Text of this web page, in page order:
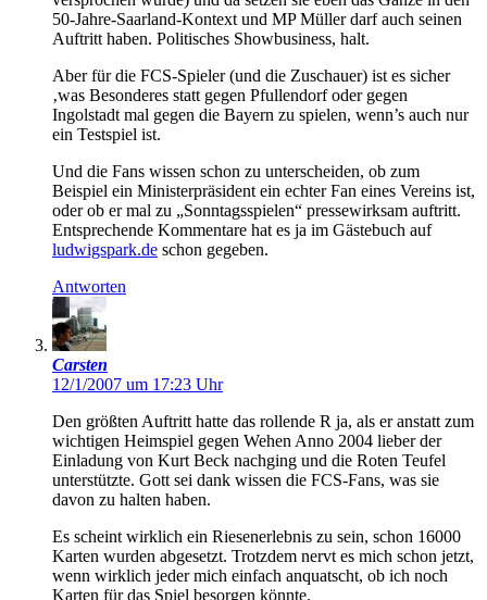
50-Jahre-Saarland-Kontext und MP Müller darf auch seinen
Auftritt haben. Politisches Showbusiness, halt.
Aber für die FCS-Spieler (und die Zuschauer) ist es sicher
‚was Besonderes statt gegen Pfullendorf oder gegen
Ingolstadt mal gegen die Bayern zu spielen, wenn’s auch nur
ein Testspiel ist.
Und die Fans wissen schon zu unterscheiden, ob zum
Beispiel ein Ministerpräsident ein echter Fan eines Vereins ist,
oder ob er mal zu „Sonntagsspielen“ pressewirksam auftritt.
Entsprechende Kommentare hat es ja im Gästebuch auf
ludwigspark.de schon gegeben.
Antworten
Carsten
12/1/2007 um 17:23 Uhr
Den größten Auftritt hatte das rollende R ja, als er anstatt zum
wichtigen Heimspiel gegen Wehen Anno 2004 lieber der
Einladung von Kurt Beck nachging und die Roten Teufel
unterstützte. Gott sei dank wissen die FCS-Fans, was sie
davon zu halten haben.
Es scheint wirklich ein Riesenerlebnis zu sein, schon 16000
Karten wurden abgesetzt. Trotzdem nervt es mich schon jetzt,
wenn wirklich jeder mich einfach anquatscht, ob ich noch
Karten für das Spiel besorgen könnte.